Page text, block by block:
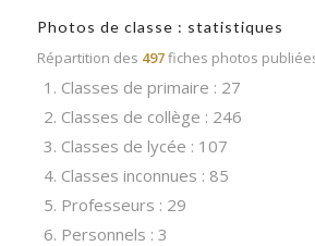
Photos de classe : statistiques
Répartition des 497fiches photos
1. Classes de primaire : 27
2. Classes de collège : 246
3. Classes de lycée : 107
4. Classes inconnues : 85
5. Professeurs : 29
6. Personnels : 3